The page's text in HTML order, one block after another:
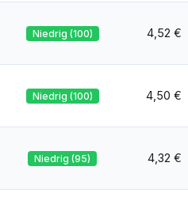
Niedrig (100) 4,52 €
Niedrig (100) 4,50 €
Niedrig (95) 4,32 €